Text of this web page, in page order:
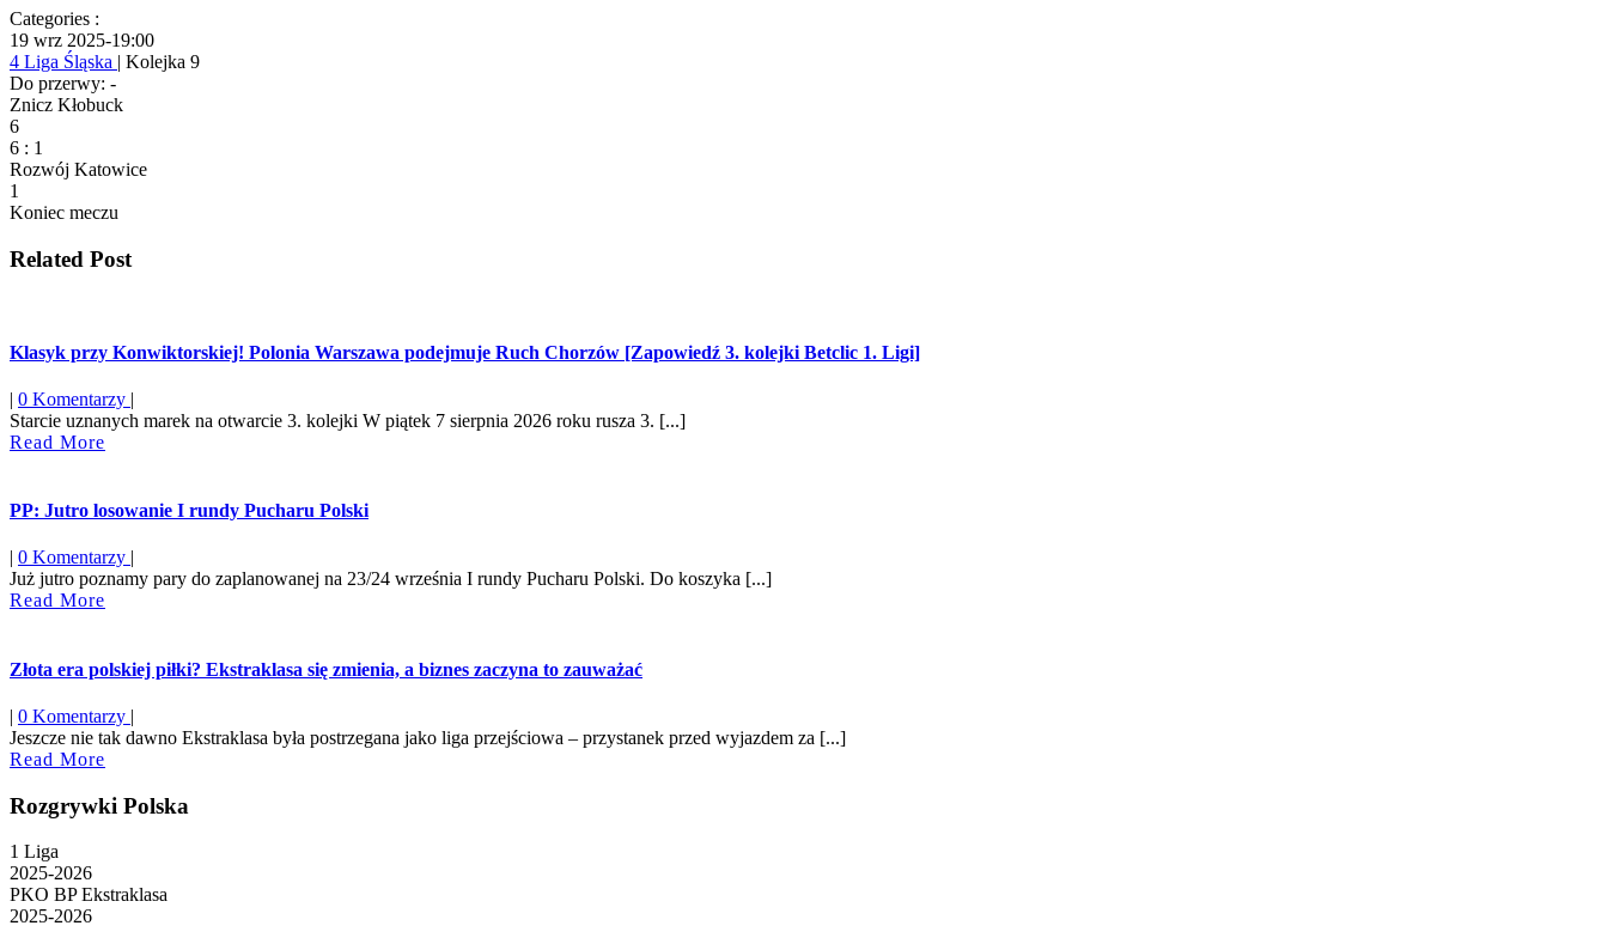
Categories :
19 wrz 2025-19:00
4 Liga Śląska | Kolejka 9
Do przerwy: -
Znicz Kłobuck
6
6 : 1
Rozwój Katowice
1
Koniec meczu
Related Post
Klasyk przy Konwiktorskiej! Polonia Warszawa podejmuje Ruch Chorzów [Zapowiedź 3. kolejki Betclic 1. Ligi]
| 0 Komentarzy |
Starcie uznanych marek na otwarcie 3. kolejki W piątek 7 sierpnia 2026 roku rusza 3. [...]
Read More
PP: Jutro losowanie I rundy Pucharu Polski
| 0 Komentarzy |
Już jutro poznamy pary do zaplanowanej na 23/24 września I rundy Pucharu Polski. Do koszyka [...]
Read More
Złota era polskiej piłki? Ekstraklasa się zmienia, a biznes zaczyna to zauważać
| 0 Komentarzy |
Jeszcze nie tak dawno Ekstraklasa była postrzegana jako liga przejściowa – przystanek przed wyjazdem za [...]
Read More
Rozgrywki Polska
1 Liga
2025-2026
PKO BP Ekstraklasa
2025-2026